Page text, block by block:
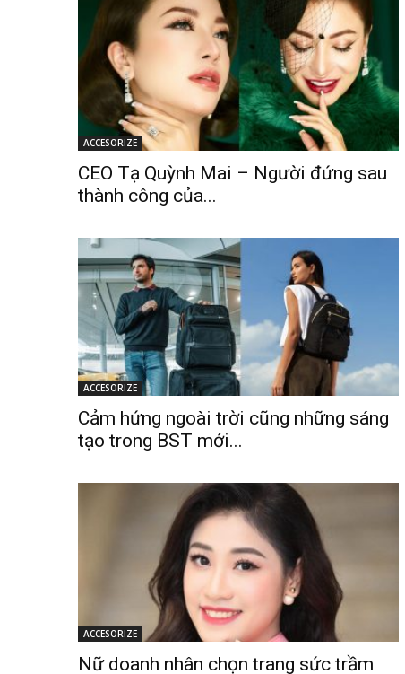
ACCESORIZE
CEO Tạ Quỳnh Mai – Người đứng sau
thành công của...
ACCESORIZE
Cảm hứng ngoài trời cũng những sáng
tạo trong BST mới...
ACCESORIZE
Nữ doanh nhân chọn trang sức trầm